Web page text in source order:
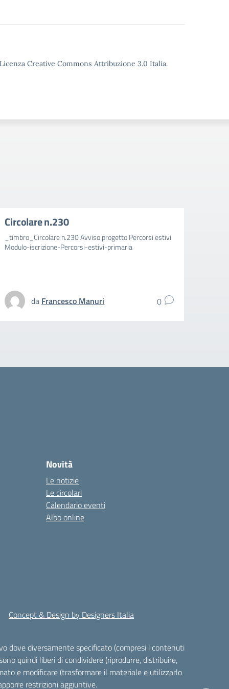
Creative Commons Attribuzione 3.0 Italia.
Circolare n.230
_timbro_Circolare n.230 Avviso progetto Percorsi estivi
Modulo-iscrizione-Percorsi-estivi-primaria
da Francesco Manuri 0
Novità
Le notizie
Le circolari
Calendario eventi
Albo online
Concept & Design by Designers Italia
dove diversamente specificato (compresi i contenuti
quindi liberi di condividere (riprodurre, distribuire,
e modificare (trasformare il materiale e utilizzarlo
restrizioni aggiuntive.